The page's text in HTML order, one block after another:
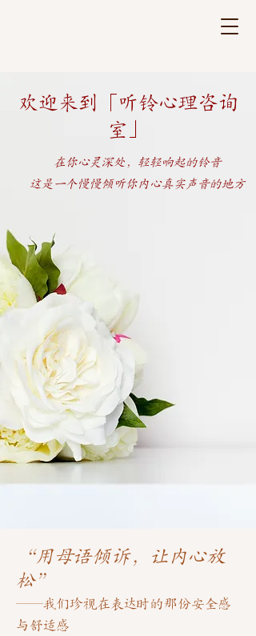
多文化心理支援和支持
欢迎来到「听铃心理咨询
室」
在你心灵深处，轻轻响起的铃音
这是一个慢慢倾听你内心真实声音的地方
“用母语倾诉，让内心放
松”
——我们珍视在表达时的那份安全感
与舒适感